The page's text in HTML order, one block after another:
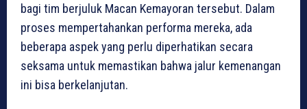
bagi tim berjuluk Macan Kemayoran tersebut. Dalam
proses mempertahankan performa mereka, ada
beberapa aspek yang perlu diperhatikan secara
seksama untuk memastikan bahwa jalur kemenangan
ini bisa berkelanjutan.